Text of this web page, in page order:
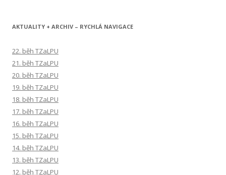
AKTUALITY + ARCHIV – RYCHLÁ NAVIGACE
22. běh TZaLPU
21. běh TZaLPU
20. běh TZaLPU
19. běh TZaLPU
18. běh TZaLPU
17. běh TZaLPU
16. běh TZaLPU
15. běh TZaLPU
14. běh TZaLPU
13. běh TZaLPU
12. běh TZaLPU